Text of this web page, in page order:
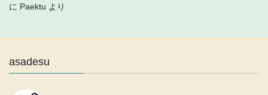
に Paektu より
asadesu